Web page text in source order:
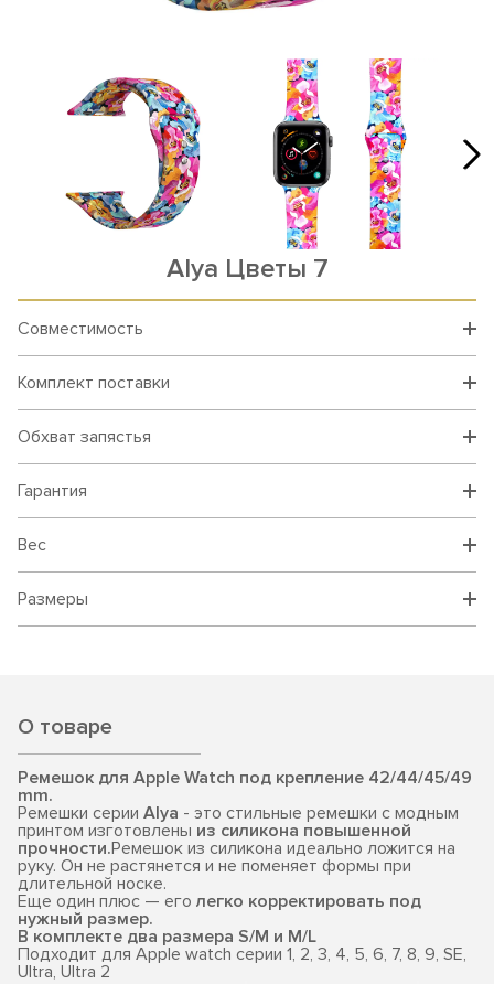
Alya Цветы 7
Совместимость
Комплект поставки
Обхват запястья
Гарантия
Вес
Размеры
О товаре
Ремешок для Apple Watch под крепление 42/44/45/49
mm.
Ремешки серии Alya - это стильные ремешки с модным
принтом изготовлены из силикона повышенной
прочности.Ремешок из силикона идеально ложится на
руку. Он не растянется и не поменяет формы при
длительной носке.
Еще один плюс — его легко корректировать под
нужный размер.
В комплекте два размера S/M и M/L
Подходит для Apple watch серии 1, 2, 3, 4, 5, 6, 7, 8, 9, SE,
Ultra, Ultra 2